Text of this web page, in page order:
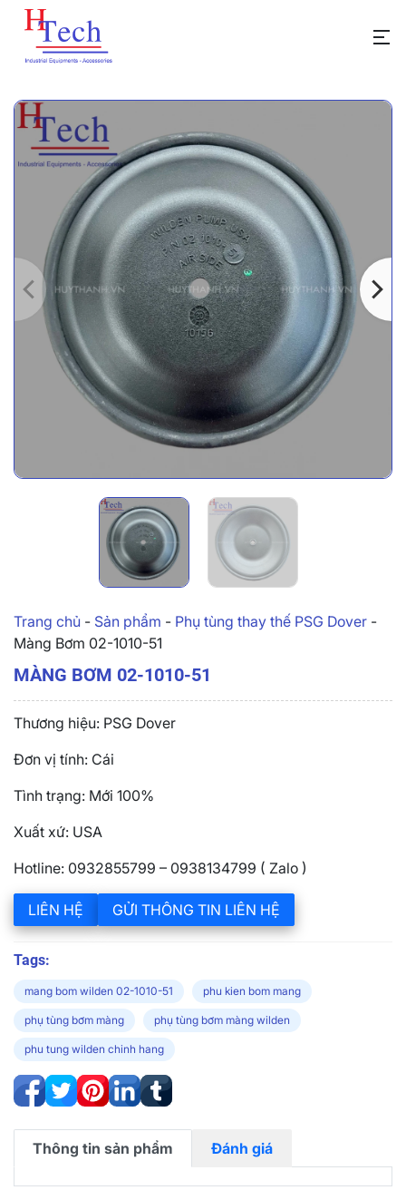
Trang chủ - Sản phẩm - Phụ tùng thay thế PSG Dover -
Màng Bơm 02-1010-51
MÀNG BƠM 02-1010-51
Thương hiệu: PSG Dover
Đơn vị tính: Cái
Tình trạng: Mới 100%
Xuất xứ: USA
Hotline: 0932855799 – 0938134799 ( Zalo )
LIÊN HỆ GỬI THÔNG TIN LIÊN HỆ
Tags:
mang bom wilden 02-1010-51 phu kien bom mang
phụ tùng bơm màng phụ tùng bơm màng wilden
phu tung wilden chinh hang
Thông tin sản phẩm Đánh giá